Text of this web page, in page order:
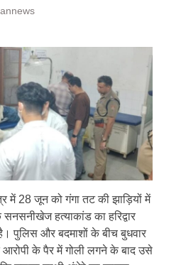
में 28 जून को गंगा तट की झाड़ियों में
हत्याकांड का हरिद्वार
पुलिस और बदमाशों के बीच बुधवार
के पैर में गोली लगने के बाद उसे